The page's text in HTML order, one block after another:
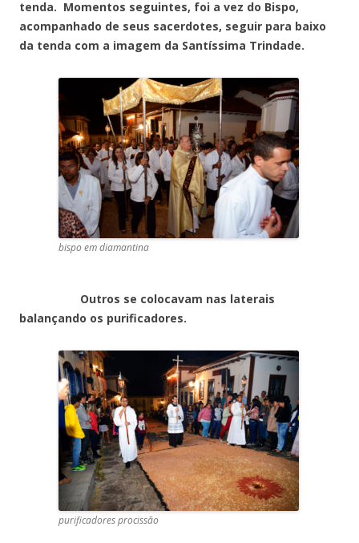
tenda. Momentos seguintes, foi a vez do Bispo,
acompanhado de seus sacerdotes, seguir para baixo
da tenda com a imagem da Santíssima Trindade.
bispo em diamantina
Outros se colocavam nas laterais
balançando os purificadores.
purificadores procissão